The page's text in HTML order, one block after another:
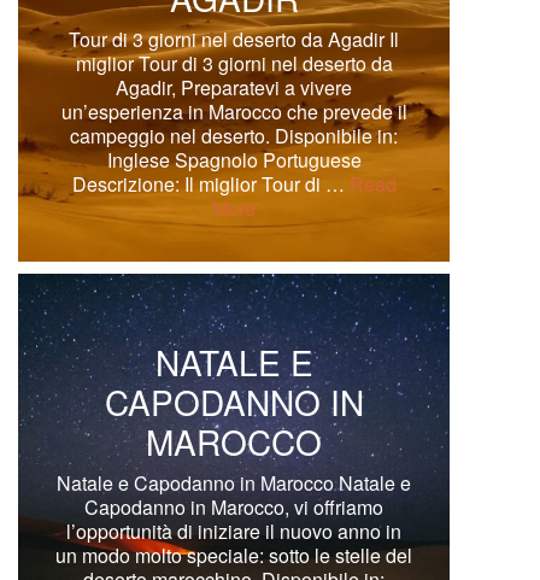
Tour di 3 giorni nel deserto da Agadir Il
miglior Tour di 3 giorni nel deserto da
Agadir, Preparatevi a vivere
un’esperienza in Marocco che prevede il
campeggio nel deserto. Disponibile in:
Inglese Spagnolo Portuguese
Descrizione: Il miglior Tour di … Read
More
NATALE E
CAPODANNO IN
MAROCCO
Natale e Capodanno in Marocco Natale e
Capodanno in Marocco, vi offriamo
l’opportunità di iniziare il nuovo anno in
un modo molto speciale: sotto le stelle del